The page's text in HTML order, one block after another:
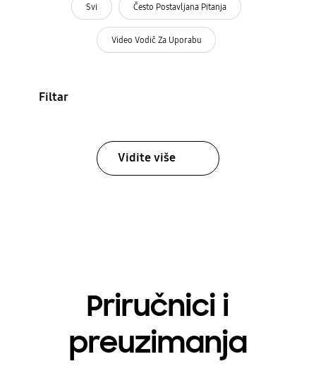
Svi Često Postavljana Pitanja
Video Vodič Za Uporabu
Filtar
Vidite više
Priručnici i
preuzimanja